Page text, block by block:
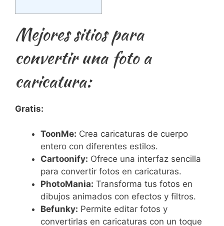
Mejores sitios para
convertir una foto a
caricatura:
Gratis:
ToonMe: Crea caricaturas de cuerpo
entero con diferentes estilos.
Cartoonify: Ofrece una interfaz sencilla
para convertir fotos en caricaturas.
PhotoMania: Transforma tus fotos en
dibujos animados con efectos y filtros.
Befunky: Permite editar fotos y
convertirlas en caricaturas con un toque